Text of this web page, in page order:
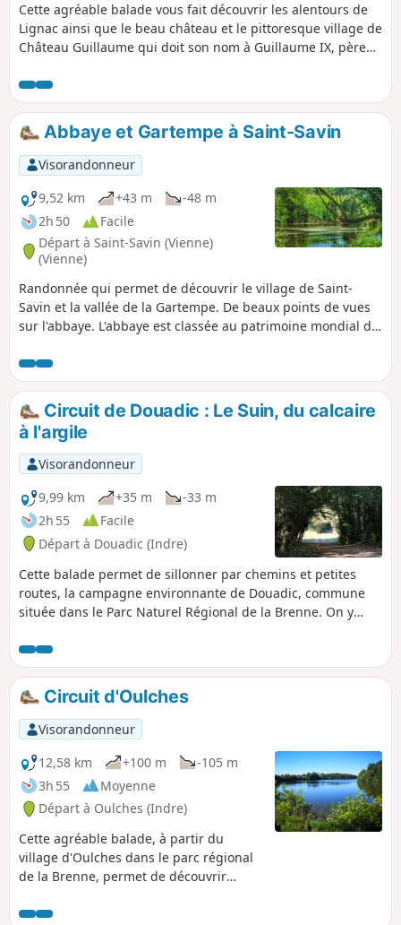
Cette agréable balade vous fait découvrir les alentours de
Lignac ainsi que le beau château et le pittoresque village de
Château Guillaume qui doit son nom à Guillaume IX, père
siècle.
Abbaye et Gartempe à Saint-Savin
Visorandonneur
9,52 km
+43 m
-48 m
2h 50
Facile
Départ à Saint-Savin (Vienne)
(Vienne)
Randonnée qui permet de découvrir le village de Saint-
Savin et la vallée de la Gartempe. De beaux points de vues
sur l'abbaye. L'abbaye est classée au patrimoine mondial de
"La vigne aux moines" (balisage Jaune).
Circuit de Douadic : Le Suin, du calcaire
à l'argile
Visorandonneur
9,99 km
+35 m
-33 m
2h 55
Facile
Départ à Douadic (Indre)
Cette balade permet de sillonner par chemins et petites
routes, la campagne environnante de Douadic, commune
située dans le Parc Naturel Régional de la Brenne. On y
Hire.
Circuit d'Oulches
Visorandonneur
12,58 km
+100 m
-105 m
3h 55
Moyenne
Départ à Oulches (Indre)
Cette agréable balade, à partir du
village d'Oulches dans le parc régional
de la Brenne, permet de découvrir
Brion, du Rio de la Noraie et du